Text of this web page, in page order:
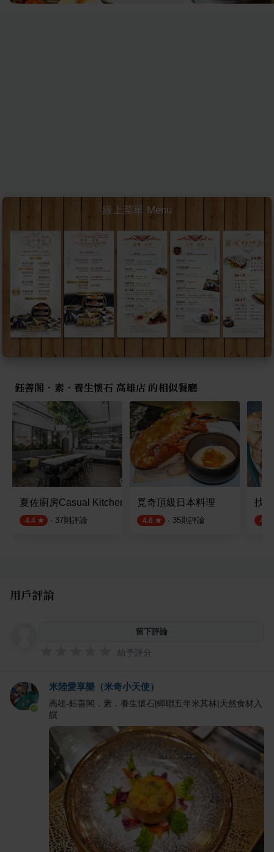
線上菜單 Menu
鈺善閣．素．養生懷石 高雄店 的相似餐廳
夏佐廚房Casual Kitchen
4.4 · 37則評論
覓奇頂級日本料理
4.6 · 35則評論
找
4.4
用戶評論
留下評論
給予評分
米陸愛享樂（米奇小天使）
高雄-鈺善閣．素．養生懷石|蟬聯五年米其林|天然食材入
饌